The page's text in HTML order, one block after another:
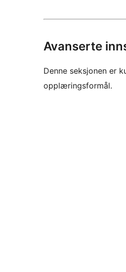
Avanserte
Denne seksjonen er
opplæringsformål.